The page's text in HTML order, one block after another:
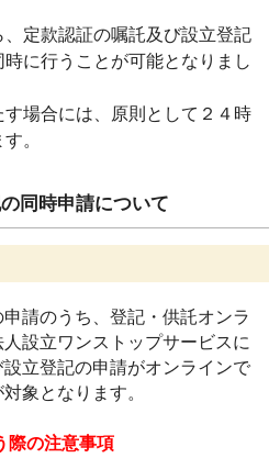
定款認証の嘱託及び設立登記
に行うことが可能となりまし
場合には、原則として２４時
。
同時申請について
請のうち、登記・供託オンラ
設立ワンストップサービスに
立登記の申請がオンラインで
象となります。
際の注意事項